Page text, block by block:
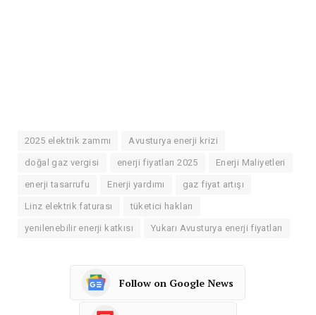
2025 elektrik zammı Avusturya enerji krizi
doğal gaz vergisi enerji fiyatları 2025 Enerji Maliyetleri
enerji tasarrufu Enerji yardımı gaz fiyat artışı
Linz elektrik faturası tüketici hakları
yenilenebilir enerji katkısı Yukarı Avusturya enerji fiyatları
Follow on Google News